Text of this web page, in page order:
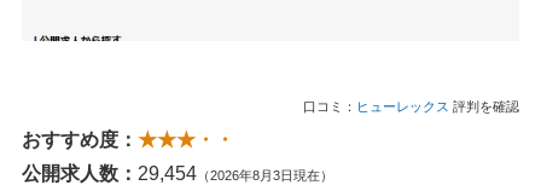
口コミ： ヒューレックス 評判を確認
おすすめ度： ★★★・・
公開求人数： 29,454 （2026年8月3日現在）